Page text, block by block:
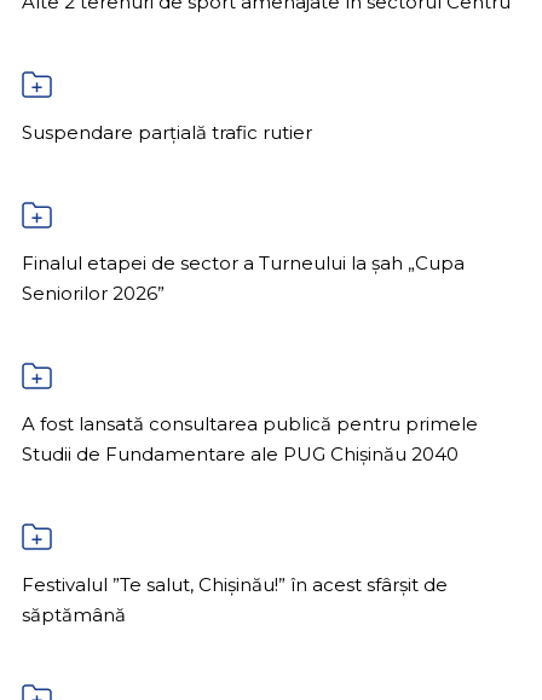
Suspendare parțială trafic rutier
Finalul etapei de sector a Turneului la șah „Cupa
Seniorilor 2026”
A fost lansată consultarea publică pentru primele
Studii de Fundamentare ale PUG Chișinău 2040
Festivalul ”Te salut, Chișinău!” în acest sfârșit de
săptămână